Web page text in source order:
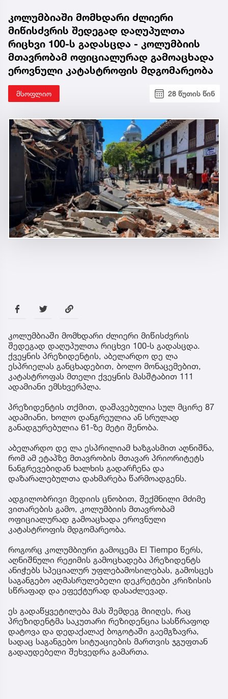
კოლუმბიაში მომხდარი ძლიერი
მიწისძვრის შედეგად დაღუპულთა
რიცხვი 100-ს გადასცდა - კოლუმბიის
მთავრობამ ოფიციალურად გამოაცხადა
ეროვნული კატასტროფის მდგომარეობა
მსოფლიო 28 წუთის წინ
კოლუმბიაში მომხდარი ძლიერი მიწისძვრის
შედეგად დაღუპულთა რიცხვი 100-ს გადასცდა.
ქვეყნის პრეზიდენტის, აბელარდო დე ლა
ესპრიელას განცხადებით, ბოლო მონაცემებით,
კატასტროფას მთელი ქვეყნის მასშტაბით 111
ადამიანი ემსხვერპლა.
პრეზიდენტის თქმით, დაშავებულია სულ მცირე 87
ადამიანი, ხოლო დანგრეულია ან სრულად
განადგურებულია 61-ზე მეტი შენობა.
აბელარდო დე ლა ესპრილიამ ხაზგასმით აღნიშნა,
რომ ამ ეტაპზე მთავრობის მთავარ პრიორიტეტს
ნანგრევებიდან ხალხის გადარჩენა და
დაზარალებულთა დახმარება წარმოადგენს.
ადგილობრივი მედიის ცნობით, შექმნილი მძიმე
ვითარების გამო, კოლუმბიის მთავრობამ
ოფიციალურად გამოაცხადა ეროვნული
კატასტროფის მდგომარეობა.
როგორც კოლუმბიური გამოცემა El Tiempo წერს,
აღნიშნული რეჟიმის გამოცხადება პრეზიდენტს
ანიჭებს სპეციალურ უფლებამოსილებას, გამოსცეს
საგანგებო აღმასრულებელი დეკრეტები კრიზისის
სწრაფად და ეფექტურად დასაძლევად.
ეს გადაწყვეტილება მას შემდეგ მიიღეს, რაც
პრეზიდენტმა საკუთარი რეზიდენცია სასწრაფოდ
დატოვა და დედაქალაქ ბოგოტაში გაემგზავრა,
სადაც საგანგებო სიტუაციების მართვის ჯგუფთან
გადაუდებელი შეხვედრა გამართა.